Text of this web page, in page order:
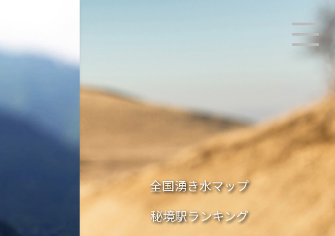
全国湧き水マップ
秘境駅ランキング